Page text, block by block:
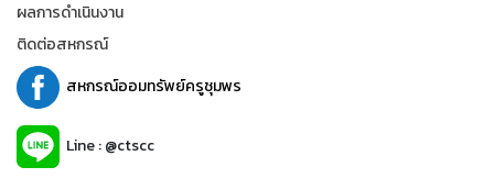
ผลการดำเนินงาน
ติดต่อสหกรณ์
สหกรณ์ออมทรัพย์ครูชุมพร
Line : @ctscc